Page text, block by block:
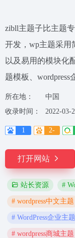
zibll主题子比主题
开发，wp主题采用
以及易用的模块化
题模板、wordpress
所在地：
中国
收录时间：
2022-03-
1 2-
打开网站
站长资源 #
# wordpress中文主题
# WordPress企业主题
# wordpress商城主题